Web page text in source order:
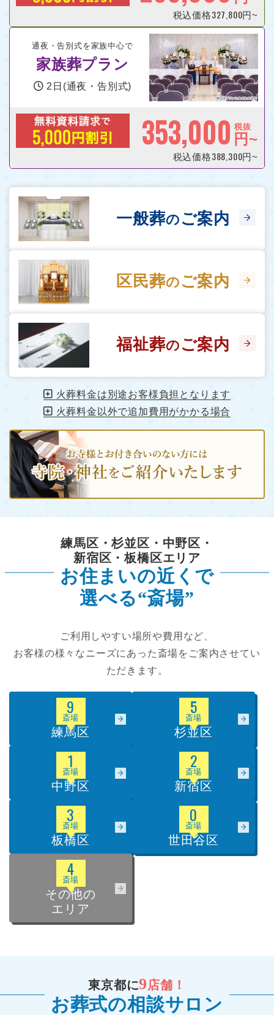
税込価格327,800円~
通夜・告別式を家族中心で
家族葬プラン
2日(通夜・告別式)
353,000 円~
税抜
税込価格388,300円~
一般葬の ご案内
区民葬の ご案内
福祉葬の ご案内
火葬料金は別途お客様負担となります
火葬料金以外で追加費用がかかる場合
練馬区・杉並区・中野区・
新宿区・板橋区エリア
お住まいの近くで
選べる“斎場”
ご利用しやすい場所や費用など、
お客様の様々なニーズにあった斎場をご案内させてい
ただきます。
9
斎場
練馬区
5
斎場
杉並区
1
斎場
中野区
2
斎場
新宿区
3
斎場
板橋区
0
斎場
世田谷区
4
斎場
その他の
エリア
東京都に9店舗！
お葬式の相談サロン